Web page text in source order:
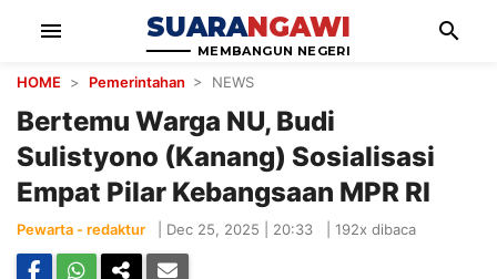
menu SUARANGAWI
MEMBANGUN NEGERI
search
HOME > Pemerintahan > NEWS
Bertemu Warga NU, Budi
Sulistyono (Kanang) Sosialisasi
Empat Pilar Kebangsaan MPR RI
Pewarta - redaktur Dec 25, 2025 | 20:33 192x dibaca